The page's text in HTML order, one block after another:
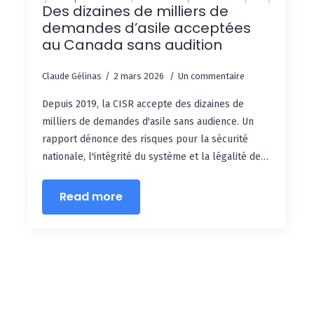
Des dizaines de milliers de
demandes d’asile acceptées
au Canada sans audition
Claude Gélinas 2 mars 2026 Un commentaire
Depuis 2019, la CISR accepte des dizaines de
milliers de demandes d'asile sans audience. Un
rapport dénonce des risques pour la sécurité
nationale, l'intégrité du système et la légalité de…
Read more